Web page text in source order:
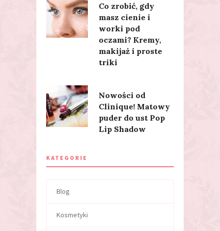
Co zrobić, gdy
masz cienie i
worki pod
oczami? Kremy,
makijaż i proste
triki
Nowości od
Clinique! Matowy
puder do ust Pop
Lip Shadow
KATEGORIE
Blog
Kosmetyki